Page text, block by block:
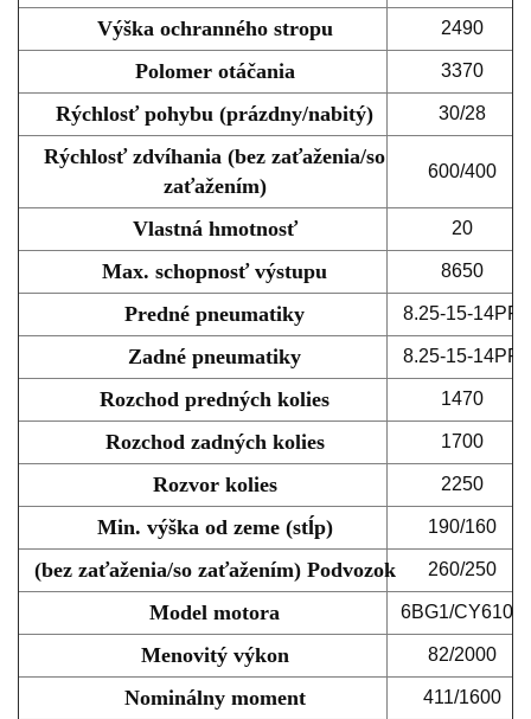
Výška ochranného stropu 2490
Polomer otáčania 3370
Rýchlosť pohybu (prázdny/nabitý) 30/28
Rýchlosť zdvíhania (bez zaťaženia/so
zaťažením)
600/400
Vlastná hmotnosť 20
Max. schopnosť výstupu 8650
Predné pneumatiky 8.25-15-14PR
Zadné pneumatiky 8.25-15-14PR
Rozchod predných kolies 1470
Rozchod zadných kolies 1700
Rozvor kolies 2250
Min. výška od zeme (stĺp) 190/160
(bez zaťaženia/so zaťažením) Podvozok 260/250
Model motora 6BG1/CY6102
Menovitý výkon 82/2000
Nominálny moment 411/1600